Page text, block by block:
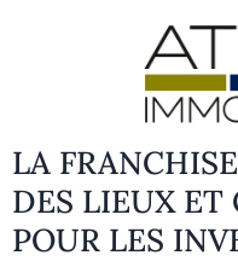
LA
DES LIEUX ET
POUR LES